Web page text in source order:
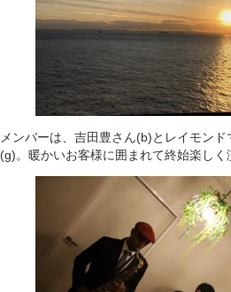
メンバーは、吉田豊さん(b)とレイモン
(g)。暖かいお客様に囲まれて終始楽しく